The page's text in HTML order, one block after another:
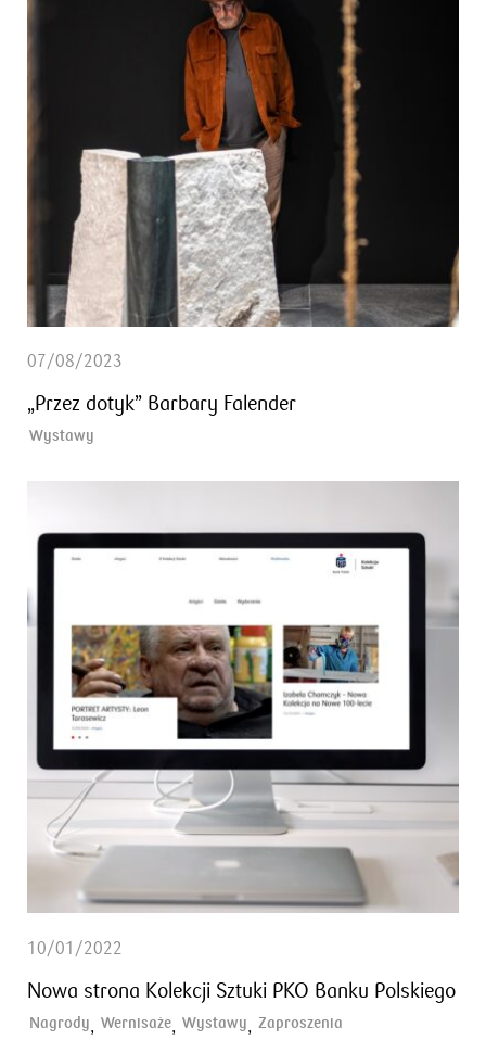
07/08/2023
„Przez dotyk” Barbary Falender
Wystawy
10/01/2022
Nowa strona Kolekcji Sztuki PKO Banku Polskiego
Nagrody, Wernisaże, Wystawy, Zaproszenia